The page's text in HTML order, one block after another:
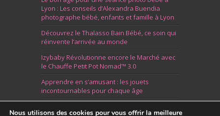
Lyon : Les conseils d’Alexandra Buendia
photographe bébé, enfants et famille à Lyon
Découvrez le Thalasso Bain Bébé, ce soin qui
réinvente l’arrivée au monde
Izybaby Révolutionne encore le Marché avec
le Chauffe Petit Pot Nomad™ 3.0
Apprendre en s’amusant : les jouets
incontournables pour chaque âge
Nous utilisons des cookies pour vous offrir la meilleure